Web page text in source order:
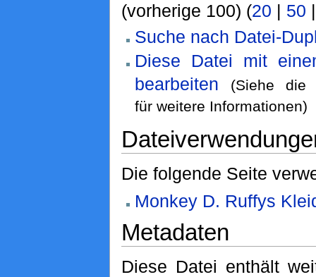
(vorherige 100) (20 | 50
Suche nach Datei-
Diese Datei mit
bearbeiten
(Siehe
für weitere Informationen)
Die folgende Seite
Monkey D. Ruffys
Metadaten
Diese Datei enthält